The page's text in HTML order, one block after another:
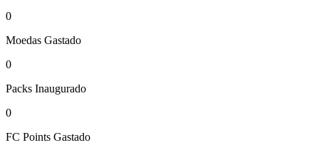
0
Moedas Gastado
0
Packs Inaugurado
0
FC Points Gastado